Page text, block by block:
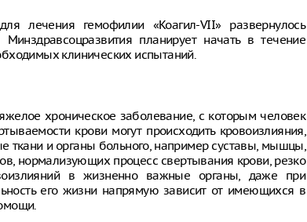
лечения гемофилии «Коагил-VII» развернулось
планирует начать в течение
клинических испытаний.
хроническое заболевание, с которым человек
крови могут происходить кровоизлияния,
ткани и органы больного, например суставы, мышцы,
нормализующих процесс свертывания крови, резко
в жизненно важные органы, даже при
его жизни напрямую зависит от имеющихся в